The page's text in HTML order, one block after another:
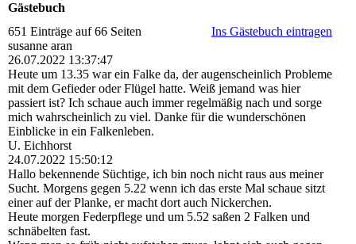
Gästebuch
651 Einträge auf 66 Seiten
Ins Gästebuch eintragen
susanne aran
26.07.2022 13:37:47
Heute um 13.35 war ein Falke da, der augenscheinlich Probleme
mit dem Gefieder oder Flügel hatte. Weiß jemand was hier
passiert ist? Ich schaue auch immer regelmäßig nach und sorge
mich wahrscheinlich zu viel. Danke für die wunderschönen
Einblicke in ein Falkenleben.
U. Eichhorst
24.07.2022 15:50:12
Hallo bekennende Süchtige, ich bin noch nicht raus aus meiner
Sucht. Morgens gegen 5.22 wenn ich das erste Mal schaue sitzt
einer auf der Planke, er macht dort auch Nickerchen.
Heute morgen Federpflege und um 5.52 saßen 2 Falken und
schnäbelten fast.